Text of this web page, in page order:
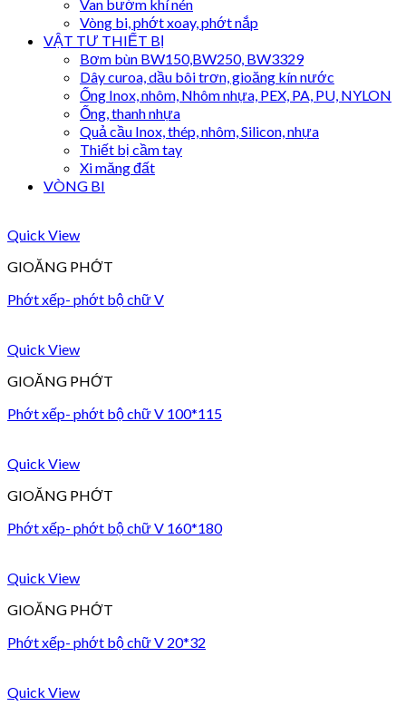
Van bướm khí nén
Vòng bi, phớt xoay, phớt nắp
VẬT TƯ THIẾT BỊ
Bơm bùn BW150,BW250, BW3329
Dây curoa, dầu bôi trơn, gioăng kín nước
Ống Inox, nhôm, Nhôm nhựa, PEX, PA, PU, NYLON
Ống, thanh nhựa
Quả cầu Inox, thép, nhôm, Silicon, nhựa
Thiết bị cầm tay
Xi măng đất
VÒNG BI
Quick View
GIOĂNG PHỚT
Phớt xếp- phớt bộ chữ V
Quick View
GIOĂNG PHỚT
Phớt xếp- phớt bộ chữ V 100*115
Quick View
GIOĂNG PHỚT
Phớt xếp- phớt bộ chữ V 160*180
Quick View
GIOĂNG PHỚT
Phớt xếp- phớt bộ chữ V 20*32
Quick View